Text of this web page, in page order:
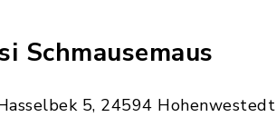
Schmausemaus
5, 24594 Hohenwestedt